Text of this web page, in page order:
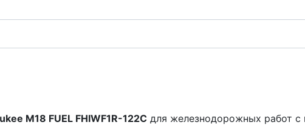
M18 FUEL FHIWF1R-122С для железнодорожных работ